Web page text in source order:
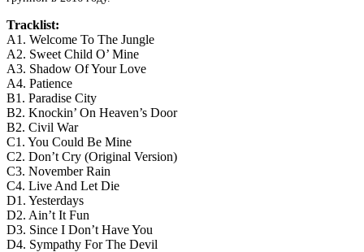
Tracklist:
A1. Welcome To The Jungle
A2. Sweet Child O’ Mine
A3. Shadow Of Your Love
A4. Patience
B1. Paradise City
B2. Knockin’ On Heaven’s Door
B2. Civil War
C1. You Could Be Mine
C2. Don’t Cry (Original Version)
C3. November Rain
C4. Live And Let Die
D1. Yesterdays
D2. Ain’t It Fun
D3. Since I Don’t Have You
D4. Sympathy For The Devil